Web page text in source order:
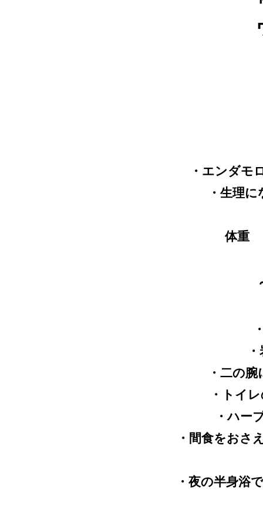
・エンダモ
・生理
体重
・二の
・トイ
・ハー
・間食をおさ
・夜の半身浴